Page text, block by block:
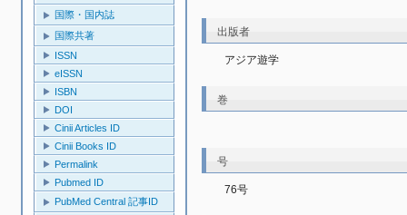
国際・国内誌
国際共著
ISSN
eISSN
ISBN
DOI
Cinii Articles ID
Cinii Books ID
Permalink
Pubmed ID
PubMed Central 記事ID
出版者
アジア遊学
巻
号
76号